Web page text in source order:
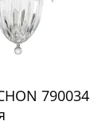
790034